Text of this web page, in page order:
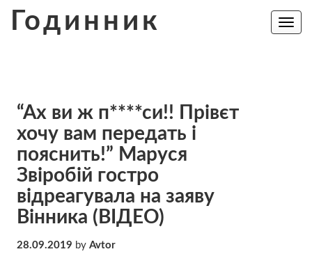
Годинник
Toggle
“Ах ви ж п****си!! Прівєт
хочу вам передать і
пояснить!” Маруся
Звіробій гостро
відреагувала на заяву
Вінника (ВІДЕО)
28.09.2019 by Avtor